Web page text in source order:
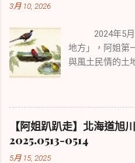
3月 10, 2026
2024年5月，
地方」，阿姐第
與風土民情的土
采。 本次行程
不同，可以說是
【阿姐趴趴走】北海道旭
2025.0513-0514
5月 15, 2025